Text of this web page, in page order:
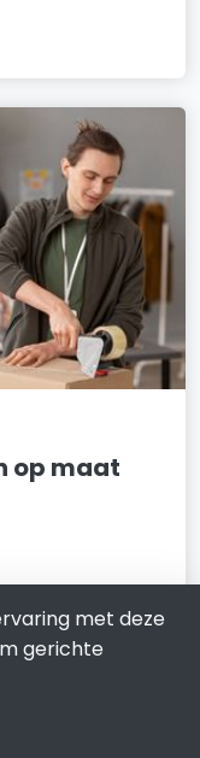
op maat
weet je hoe
en efficiënt te
een
beschermt,
met deze
gerichte